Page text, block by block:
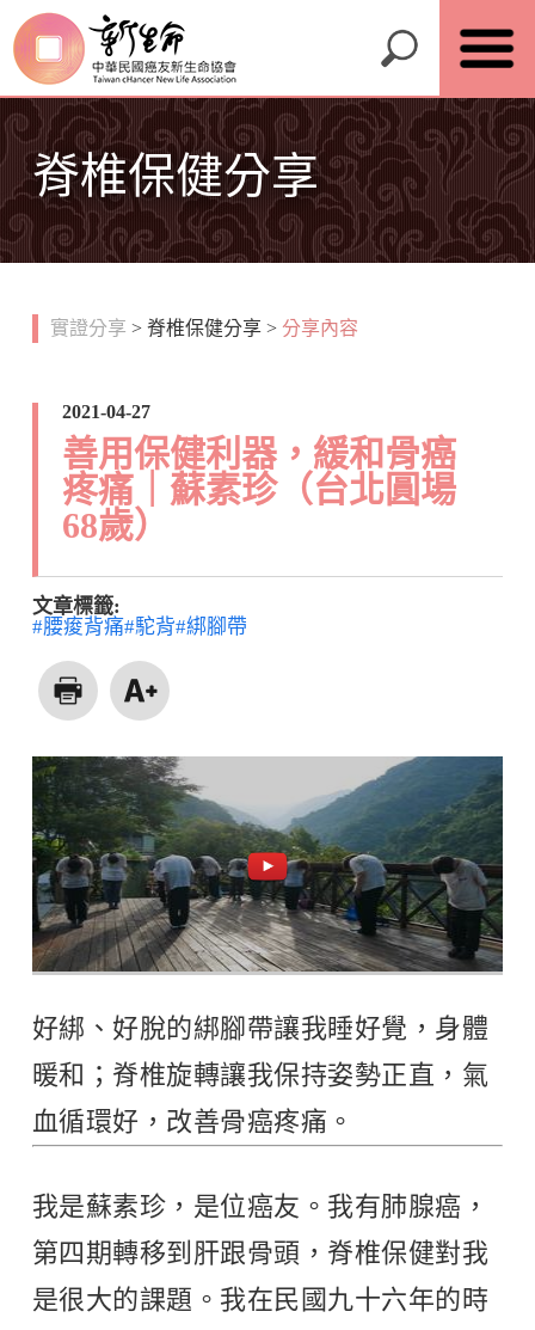
脊椎保健分享
實證分享 > 脊椎保健分享 > 分享內容
2021-04-27
善用保健利器，緩和骨癌
疼痛｜蘇素珍（台北圓場
68歲）
文章標籤:
#腰痠背痛#駝背#綁腳帶
好綁、好脫的綁腳帶讓我睡好覺，身體
暖和；脊椎旋轉讓我保持姿勢正直，氣
血循環好，改善骨癌疼痛。
我是蘇素珍，是位癌友。我有肺腺癌，
第四期轉移到肝跟骨頭，脊椎保健對我
是很大的課題。我在民國九十六年的時